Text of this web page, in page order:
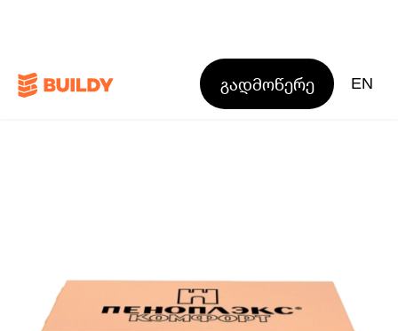
გადმოწერე EN